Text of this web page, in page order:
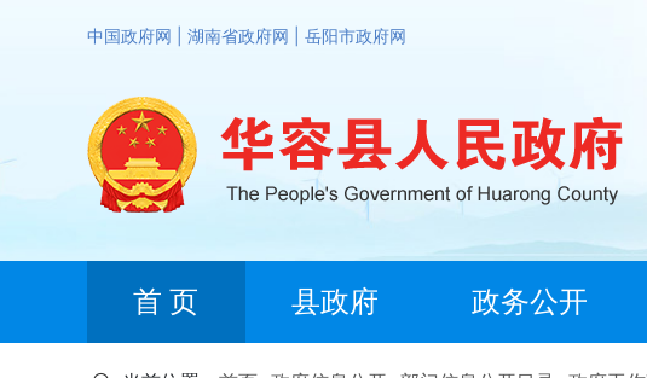
中国政府网 湖南省政府网 岳阳市政府网
首 页 县政府 政务公开